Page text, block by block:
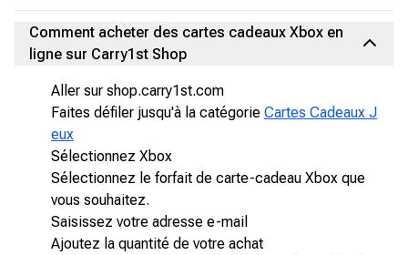
Comment acheter des cartes cadeaux Xbox en
ligne sur Carry1st Shop
Aller sur shop.carry1st.com
Faites défiler jusqu'à la catégorie Cartes Cadeaux J
eux
Sélectionnez Xbox
Sélectionnez le forfait de carte-cadeau Xbox que
vous souhaitez.
Saisissez votre adresse e-mail
Ajoutez la quantité de votre achat